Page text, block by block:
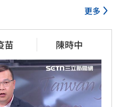
更多
苗 陳時中